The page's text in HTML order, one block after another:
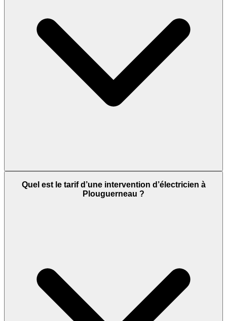
Quel est le tarif d’une intervention d’électricien à
Plouguerneau ?